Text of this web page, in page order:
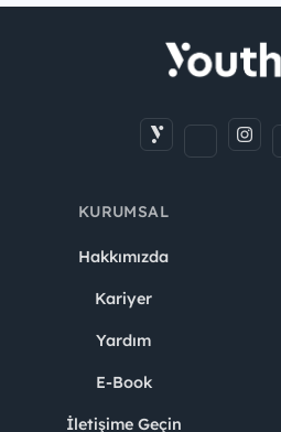
KURUMSAL
Hakkımızda
Kariyer
Yardım
E-Book
İletişime Geçin